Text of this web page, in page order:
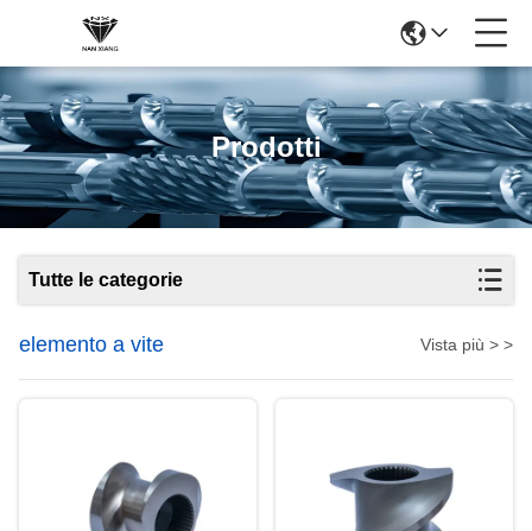
Prodotti
Tutte le categorie
elemento a vite Vista più > >